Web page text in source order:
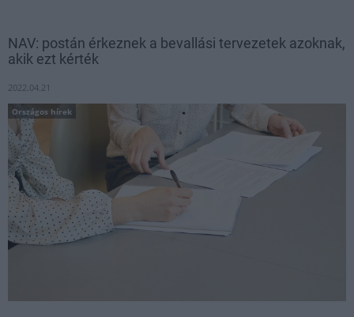
NAV: postán érkeznek a bevallási tervezetek azoknak,
akik ezt kérték
2022.04.21
Országos hírek